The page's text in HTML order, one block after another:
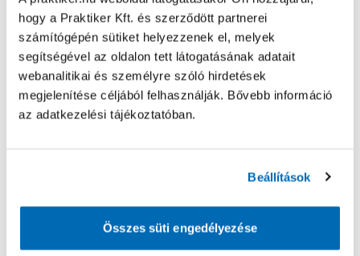
hogy a Praktiker Kft. és szerződött partnerei
számítógépén sütiket helyezzenek el, melyek
segítségével az oldalon tett látogatásának adatait
webanalitikai és személyre szóló hirdetések
megjelenítése céljából felhasználják. Bővebb információ
az adatkezelési tájékoztatóban.
Beállítások
Összes süti engedélyezése